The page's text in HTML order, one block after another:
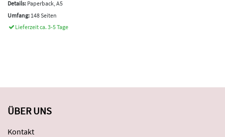
Details: Paperback, A5
Umfang: 148 Seiten
Lieferzeit ca. 3-5 Tage
ÜBER UNS
Kontakt